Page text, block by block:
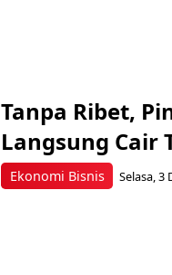
Ekonomi Bisnis
Tanpa Ribet,
Langsung Cair
Selasa, 3